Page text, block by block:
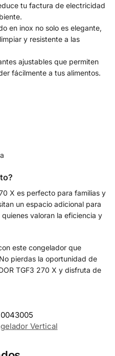
tu factura de electricidad
en inox no solo es elegante,
y resistente a las
ajustables que permiten
fácilmente a tus alimentos.
X es perfecto para familias y
un espacio adicional para
valoran la eficiencia y
este congelador que
pierdas la oportunidad de
TGF3 270 X y disfruta de
Vertical